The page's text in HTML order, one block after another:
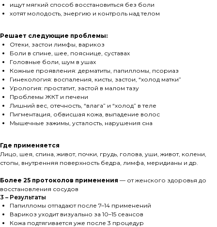
ищут мягкий способ восстановиться без боли
хотят молодость, энергию и контроль над телом
Решает следующие проблемы:
Отеки, застои лимфы, варикоз
Боли в спине, шее, пояснице, суставах
Головные боли, шум в ушах
Кожные проявления: дерматиты, папилломы, псориаз
Гинекология: воспаления, кисты, застои, “холод матки”
Урология: простатит, застой в малом тазу
Проблемы ЖКТ и печени
Лишний вес, отечность, “влага” и “холод” в теле
Пигментация, обвисшая кожа, выпадение волос
Мышечные зажимы, усталость, нарушения сна
Где применяется
Лицо, шея, спина, живот, почки, грудь, голова, уши, живот, колени,
стопы, внутренняя поверхность бедра, лимфа, меридианы и др.
Более 25 протоколов применения — от женского здоровья до
восстановления сосудов
3 – Результаты
Папилломы отпадают после 7–14 применений
Варикоз уходит визуально за 10–15 сеансов
Кожа подтягивается уже после 3 процедур